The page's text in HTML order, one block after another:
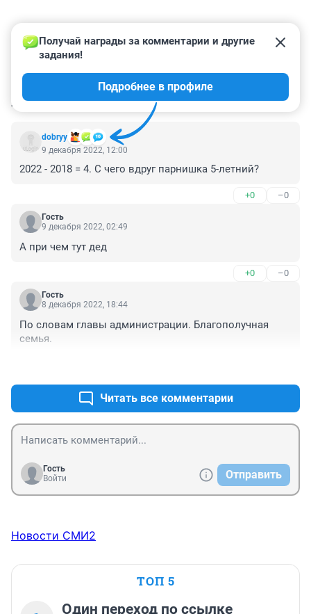
КОММЕНТАРИИ 8
dobryy
Получай награды за комментарии и другие
задания!
Подробнее в профиле
9 декабря 2022, 12:00
2022 - 2018 = 4. С чего вдруг парнишка 5-летний?
+0 –0
Гость
9 декабря 2022, 02:49
А при чем тут дед
+0 –0
Гость
8 декабря 2022, 18:44
По словам главы администрации. Благополучная
семья.
Читать все комментарии
Гость
Войти
Отправить
Новости СМИ2
ТОП 5
Один переход по ссылке